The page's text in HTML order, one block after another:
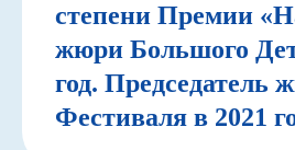
степени Премии
жюри Большого
год. Председатель
Фестиваля в 2021